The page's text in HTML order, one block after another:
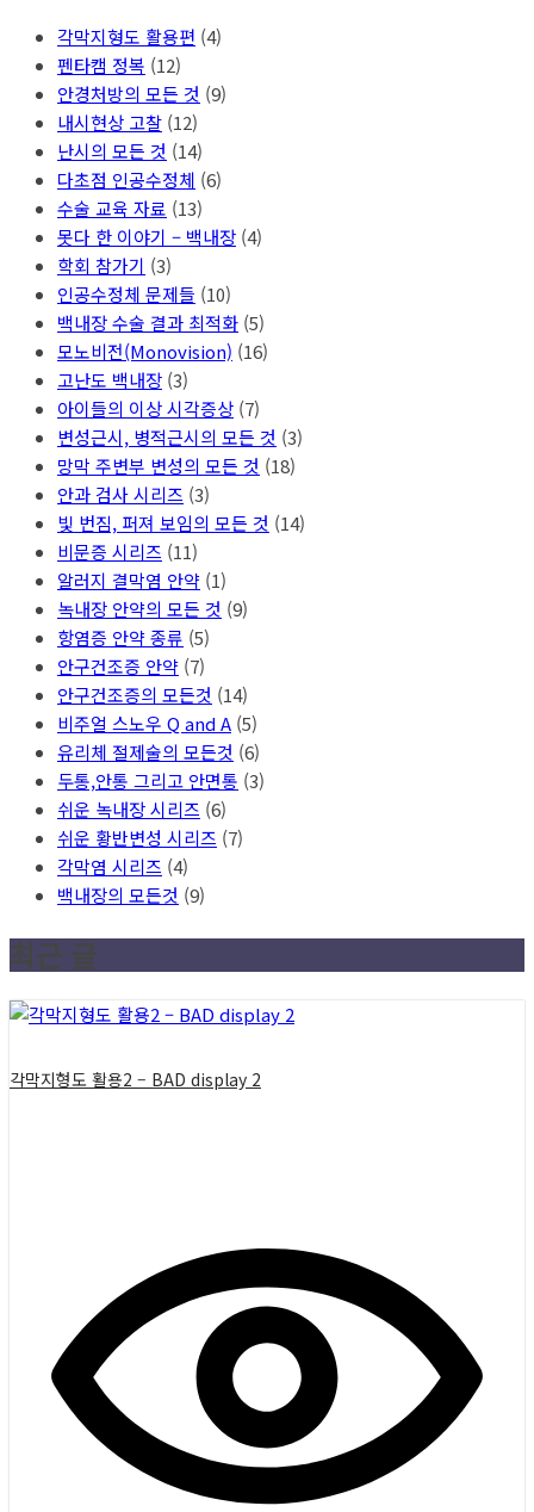
각막지형도 활용편 (4)
펜타캠 정복 (12)
안경처방의 모든 것 (9)
내시현상 고찰 (12)
난시의 모든 것 (14)
다초점 인공수정체 (6)
수술 교육 자료 (13)
못다 한 이야기 – 백내장 (4)
학회 참가기 (3)
인공수정체 문제들 (10)
백내장 수술 결과 최적화 (5)
모노비전(Monovision) (16)
고난도 백내장 (3)
아이들의 이상 시각증상 (7)
변성근시, 병적근시의 모든 것 (3)
망막 주변부 변성의 모든 것 (18)
안과 검사 시리즈 (3)
빛 번짐, 퍼져 보임의 모든 것 (14)
비문증 시리즈 (11)
알러지 결막염 안약 (1)
녹내장 안약의 모든 것 (9)
항염증 안약 종류 (5)
안구건조증 안약 (7)
안구건조증의 모든것 (14)
비주얼 스노우 Q and A (5)
유리체 절제술의 모든것 (6)
두통,안통 그리고 안면통 (3)
쉬운 녹내장 시리즈 (6)
쉬운 황반변성 시리즈 (7)
각막염 시리즈 (4)
백내장의 모든것 (9)
최근 글
각막지형도 활용2 – BAD display 2